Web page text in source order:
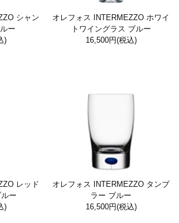
シャン
ー
)
オレフォス INTERMEZZO ホワイ
トワイングラス ブルー
16,500円(税込)
レッド
ー
)
オレフォス INTERMEZZO タンブ
ラー ブルー
16,500円(税込)